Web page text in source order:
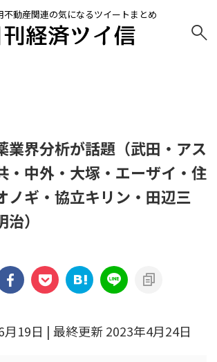
不動産関連の気になるツイートまとめ
業界分析が話題（武田・アス
・中外・大塚・エーザイ・住
ノギ・協立キリン・田辺三
）
19日 | 最終更新 2023年4月24日